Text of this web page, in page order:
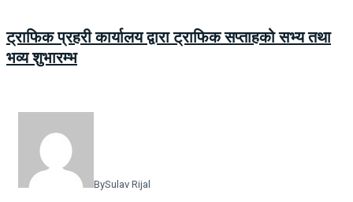
ट्राफिक प्रहरी कार्यालय द्वारा ट्राफिक सप्ताहको सभ्य तथा
भव्य शुभारम्भ
BySulav Rijal